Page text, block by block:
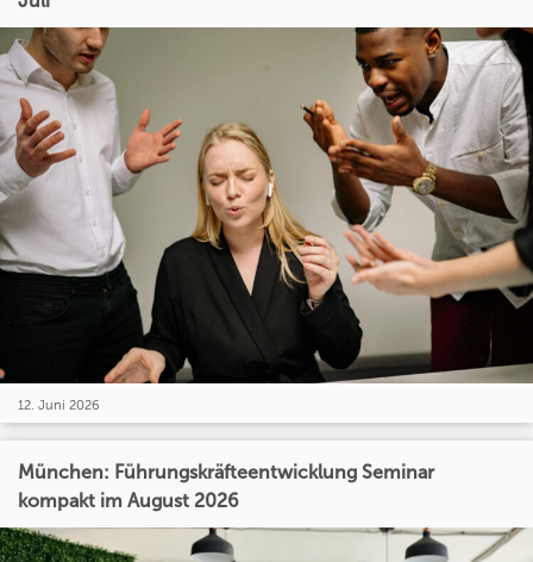
12. Juni 2026
München: Führungskräfteentwicklung Seminar
kompakt im August 2026